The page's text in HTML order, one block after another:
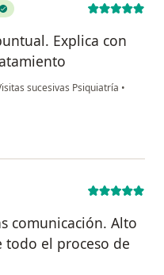
Explica con
sucesivas Psiquiatría •
comunicación. Alto
el proceso de